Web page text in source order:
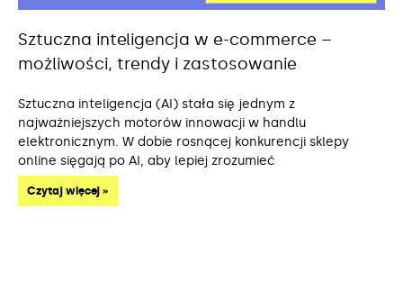
Sztuczna inteligencja w e-commerce –
możliwości, trendy i zastosowanie
Sztuczna inteligencja (AI) stała się jednym z
najważniejszych motorów innowacji w handlu
elektronicznym. W dobie rosnącej konkurencji sklepy
online sięgają po AI, aby lepiej zrozumieć
Czytaj więcej »